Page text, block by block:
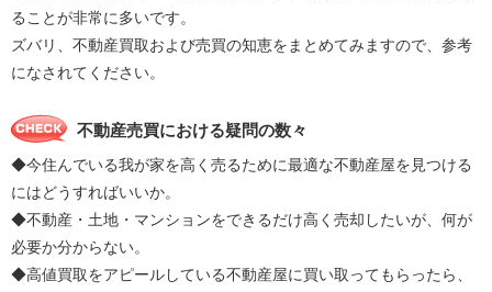
ることが非常に多いです。
ズバリ、不動産買取および売買の知恵をまとめてみますので、参考
になされてください。
不動産売買における疑問の数々
◆今住んでいる我が家を高く売るために最適な不動産屋を見つける
にはどうすればいいか。
◆不動産・土地・マンションをできるだけ高く売却したいが、何が
必要か分からない。
◆高値買取をアピールしている不動産屋に買い取ってもらったら、